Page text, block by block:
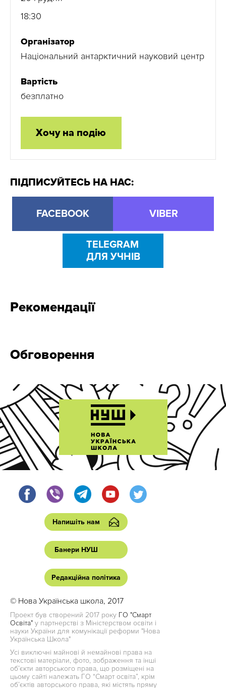
18:30
Організатор
Національний антарктичний науковий центр
Вартість
безплатно
Хочу на подію
ПІДПИСУЙТЕСЬ НА НАС:
FACEBOOK VIBER
TELEGRAM
ДЛЯ УЧНІВ
Рекомендації
Обговорення
Напишіть нам
Банери НУШ
Редакційна політика
© Нова Українська школа, 2017
Проект був створений 2017 року ГО "Смарт
Освіта" у партнерстві з Міністерством освіти і
науки України для комунікації реформи "Нова
Українська Школа"
Усі виключні майнові й немайнові права на
текстові матеріали, фото, зображення та інші
об’єкти авторського права, що розміщені на
цьому сайті належать ГО “Смарт освіта”, крім
об’єктів авторського права, які містять пряму